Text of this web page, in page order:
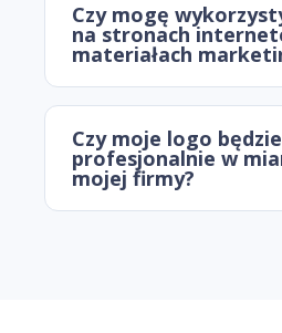
Czy mogę
na stronach
materiałach
Czy moje logo
profesjonalnie w
mojej firmy?